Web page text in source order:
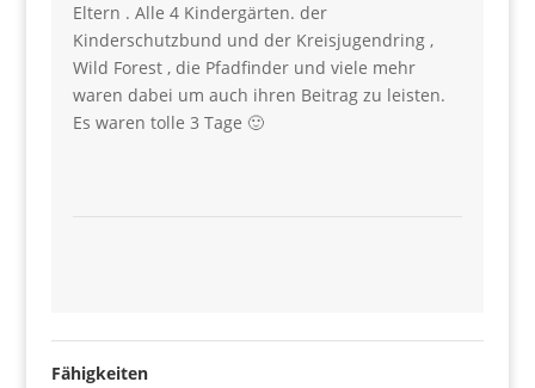
Eltern . Alle 4 Kindergärten. der
Kinderschutzbund und der Kreisjugendring ,
Wild Forest , die Pfadfinder und viele mehr
waren dabei um auch ihren Beitrag zu leisten.
Es waren tolle 3 Tage 🙂
Fähigkeiten